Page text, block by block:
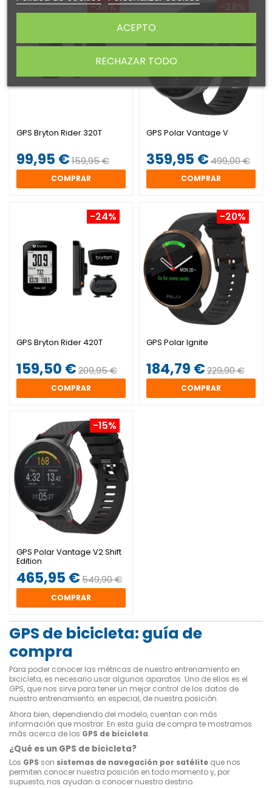
-38%
GPS Bryton Rider 320T
99,95 €159,95 €
COMPRAR
-28%
GPS Polar Vantage V
359,95 €499,00 €
COMPRAR
-24%
GPS Bryton Rider 420T
159,50 €209,95 €
COMPRAR
-20%
GPS Polar Ignite
184,79 €229,90 €
COMPRAR
-15%
GPS Polar Vantage V2 Shift
Edition
465,95 €549,90 €
COMPRAR
GPS de bicicleta: guía de
compra
Para poder conocer las métricas de nuestro entrenamiento en
bicicleta, es necesario usar algunos aparatos. Uno de ellos es el
GPS, que nos sirve para tener un mejor control de los datos de
nuestro entrenamiento; en especial, de nuestra posición.
Ahora bien, dependiendo del modelo, cuentan con más
información que mostrar. En esta guía de compra te mostramos
más acerca de los GPS de bicicleta.
¿Qué es un GPS de bicicleta?
Los GPS son sistemas de navegación por satélite que nos
permiten conocer nuestra posición en todo momento y, por
supuesto, nos ayudan a conocer nuestro destino.
RECHAZAR TODO
ACEPTO